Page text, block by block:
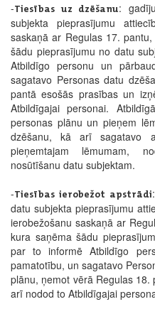
-Tiesības uz dzēšanu:
subjekta pieprasījumu
saskaņā ar Regulas 17.
šādu pieprasījumu no datu
Atbildīgo personu un
sagatavo Personas datu
pantā esošās prasības un
Atbildīgajai personai.
personas plānu un pieņem
dzēšanu, kā arī sagatavo
pieņemtajam lēmumam,
nosūtīšanu datu subjektam.
-Tiesības ierobežot apstrādi
datu subjekta pieprasījumu
ierobežošanu saskaņā ar
kura saņēma šādu
par to informē Atbildīgo
pamatotību, un sagatavo
plānu, ņemot vērā Regulas
arī nodod to Atbildīgajai